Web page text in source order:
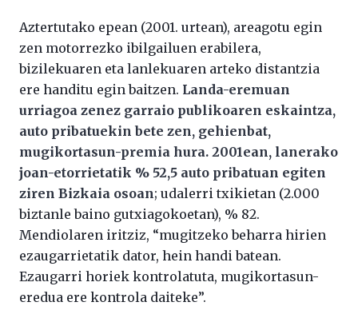
Aztertutako epean (2001. urtean), areagotu egin
zen motorrezko ibilgailuen erabilera,
bizilekuaren eta lanlekuaren arteko distantzia
ere handitu egin baitzen. Landa-eremuan
urriagoa zenez garraio publikoaren eskaintza,
auto pribatuekin bete zen, gehienbat,
mugikortasun-premia hura. 2001ean, lanerako
joan-etorrietatik % 52,5 auto pribatuan egiten
ziren Bizkaia osoan; udalerri txikietan (2.000
biztanle baino gutxiagokoetan), % 82.
Mendiolaren iritziz, “mugitzeko beharra hirien
ezaugarrietatik dator, hein handi batean.
Ezaugarri horiek kontrolatuta, mugikortasun-
eredua ere kontrola daiteke”.